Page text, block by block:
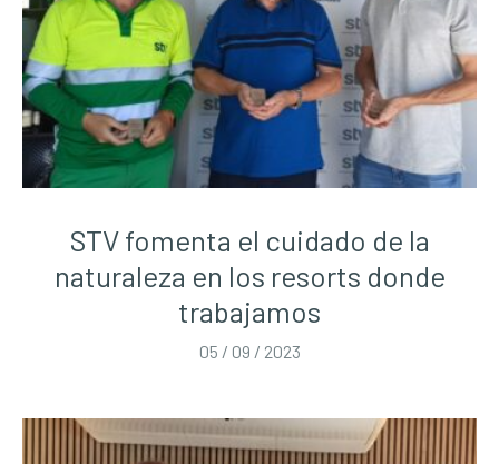
STV fomenta el cuidado de la
naturaleza en los resorts donde
trabajamos
05 / 09 / 2023